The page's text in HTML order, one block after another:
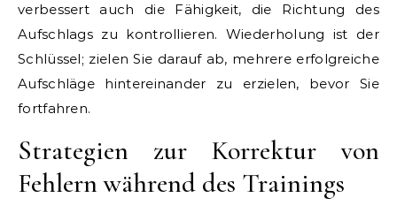
verbessert auch die Fähigkeit, die Richtung des
Aufschlags zu kontrollieren. Wiederholung ist der
Schlüssel; zielen Sie darauf ab, mehrere erfolgreiche
Aufschläge hintereinander zu erzielen, bevor Sie
fortfahren.
Strategien zur Korrektur von
Fehlern während des Trainings